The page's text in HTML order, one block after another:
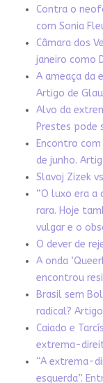
Contra o
com Sonia
Câmara dos
janeiro como
A ameaça da
Artigo de
Alvo da
Prestes pode
Encontro
de junho.
Slavoj Zizek
“O luxo era a
rara. Hoje
vulgar e o
O dever de
A onda
encontrou
Brasil sem
radical?
Caiado e
extrema-
“A extrema-
esquerda”.